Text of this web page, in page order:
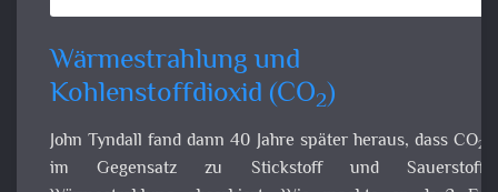
Wärmestrahlung und
Kohlenstoffdioxid (CO
John Tyndall fand dann 40 Jahre später heraus, dass CO
Gegensatz zu Stickstoff und Sauerstoff
absorbiert. Wie machte er das? Er benutzte für